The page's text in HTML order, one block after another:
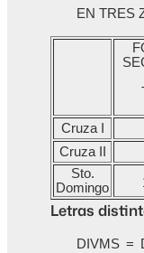
EN TRES
Cruza I
Cruza II
Sto.
Domingo
Letras
DIVMS =